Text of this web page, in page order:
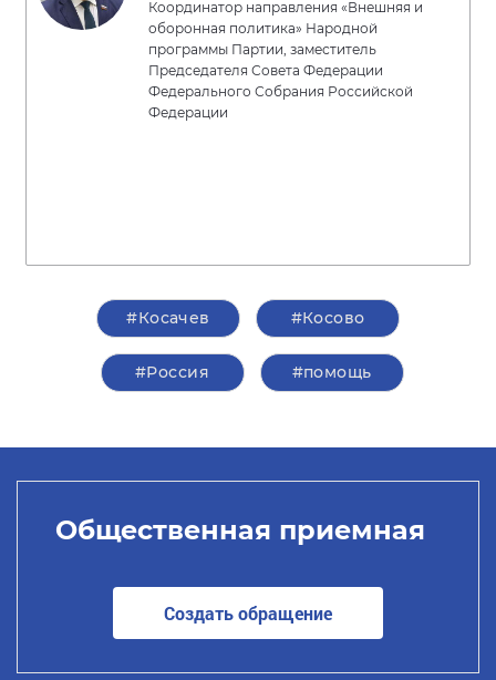
Координатор направления «Внешняя и
оборонная политика» Народной
программы Партии, заместитель
Председателя Совета Федерации
Федерального Собрания Российской
Федерации
#Косачев #Косово
#Россия #помощь
Общественная приемная
Создать обращение